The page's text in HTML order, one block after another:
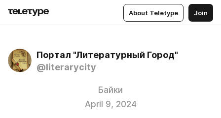
About Teletype Join
Портал "Литературный Город"
@literarycity
Байки
April 9, 2024